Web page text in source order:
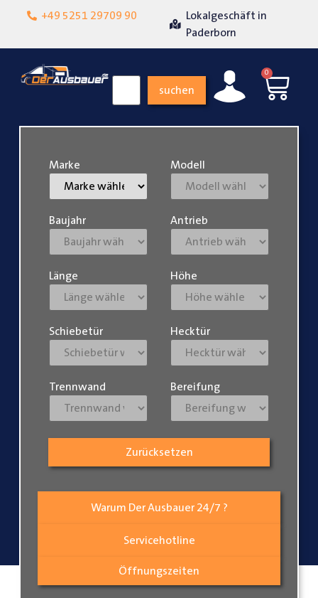
+49 5251 29709 90
Lokalgeschäft in
Über 15 Jahre
suchen
0
Warum Der Ausbauer 24/7 ?
Servicehotline
Öffnungszeiten
Marke Modell
Baujahr Antrieb
Länge Höhe
Schiebetür Hecktür
Trennwand Bereifung
Zurücksetzen